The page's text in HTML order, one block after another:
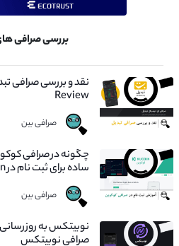
بررسی صرافی
Review
صرافی بین
ساده برای ثبت نام در Kucoin
صرافی بین
نوبیتکس به
صرافی نوبیتکس